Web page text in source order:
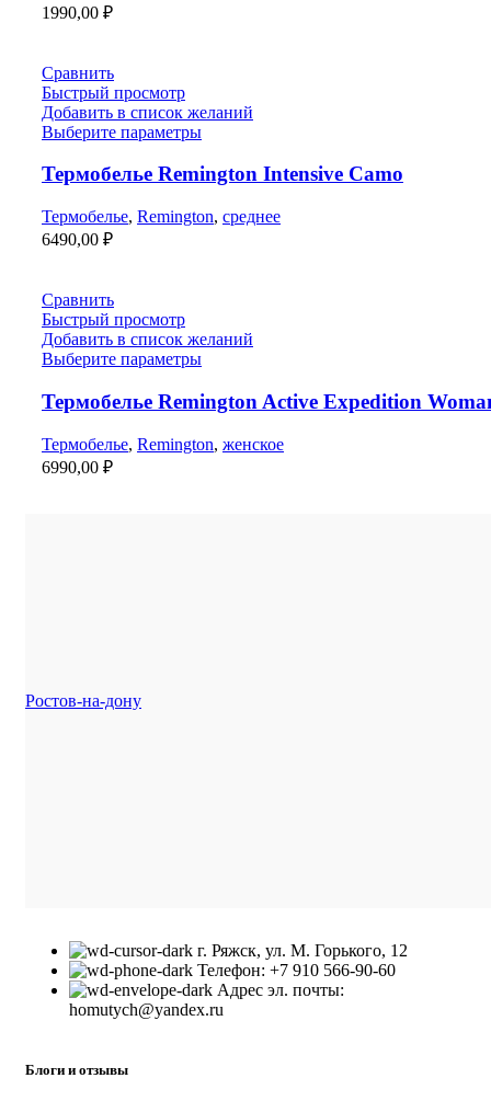
1990,00 ₽
Сравнить
Быстрый просмотр
Добавить в список желаний
Выберите параметры
Термобелье Remington Intensive Camo
Термобелье, Remington, среднее
6490,00 ₽
Сравнить
Быстрый просмотр
Добавить в список желаний
Выберите параметры
Термобелье Remington Active Expedition
Термобелье, Remington, женское
6990,00 ₽
Ростов-на-дону
г. Ряжск, ул. М. Горького, 12
Телефон: +7 910 566-90-60
Адрес эл. почты:
homutych@yandex.ru
Блоги и отзывы